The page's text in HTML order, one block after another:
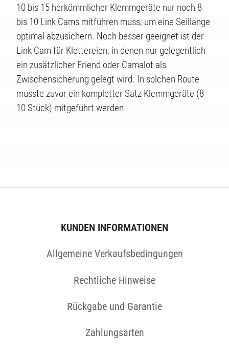
10 bis 15 herkömmlicher Klemmgeräte nur noch 8
bis 10 Link Cams mitführen muss, um eine Seillänge
optimal abzusichern. Noch besser geeignet ist der
Link Cam für Klettereien, in denen nur gelegentlich
ein zusätzlicher Friend oder Camalot als
Zwischensicherung gelegt wird. In solchen Route
musste zuvor ein kompletter Satz Klemmgeräte (8-
10 Stück) mitgeführt werden
KUNDEN INFORMATIONEN
Allgemeine Verkaufsbedingungen
Rechtliche Hinweise
Rückgabe und Garantie
Zahlungsarten